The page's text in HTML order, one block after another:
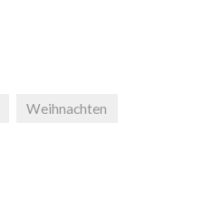
Weihnachten